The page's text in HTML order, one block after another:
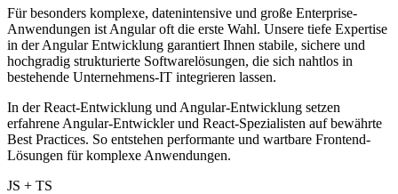
Für besonders komplexe, datenintensive und große Enterprise-
Anwendungen ist Angular oft die erste Wahl. Unsere tiefe Expertise
in der Angular Entwicklung garantiert Ihnen stabile, sichere und
hochgradig strukturierte Softwarelösungen, die sich nahtlos in
bestehende Unternehmens-IT integrieren lassen.
In der React-Entwicklung und Angular-Entwicklung setzen
erfahrene Angular-Entwickler und React-Spezialisten auf bewährte
Best Practices. So entstehen performante und wartbare Frontend-
Lösungen für komplexe Anwendungen.
JS + TS